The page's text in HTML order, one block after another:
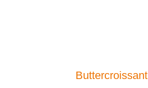
Buttercroissant